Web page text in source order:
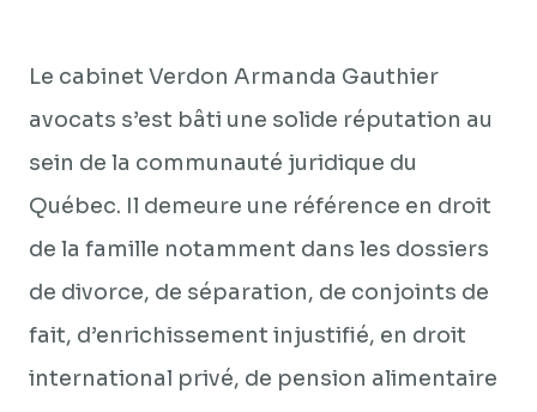
Le cabinet Verdon Armanda Gauthier
avocats s’est bâti une solide réputation au
sein de la communauté juridique du
Québec. Il demeure une référence en droit
de la famille notamment dans les dossiers
de divorce, de séparation, de conjoints de
fait, d’enrichissement injustifié, en droit
international privé, de pension alimentaire